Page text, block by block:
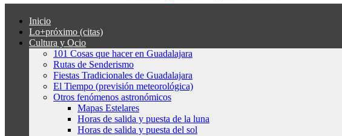
Inicio
Lo+próximo (citas)
Cultura y Ocio
101 Cosas que hacer en Guadalajara
Rutas de Senderismo
Fiestas Tradicionales de Guadalajara
El Tiempo (previsión meteorológica)
Otros fenómenos astronómicos
Mapas Estelares
Horas de salida y puesta de la luna
Horas de salida y puesta del sol